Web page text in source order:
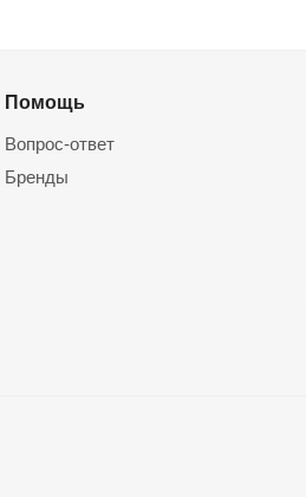
Помощь
Вопрос-ответ
Бренды